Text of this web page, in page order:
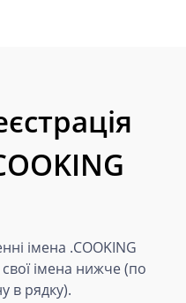
імена .COOKING
імена нижче (по
в рядку).